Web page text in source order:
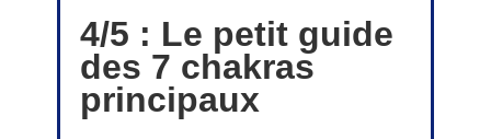
4/5 : Le petit guide
des 7 chakras
principaux